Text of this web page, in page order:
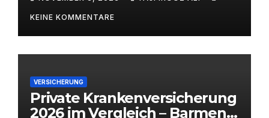
alitaj.de
KEINE KOMMENTARE
VERSICHERUNG
Private Krankenversicherung
2026 im Vergleich – Barmenia